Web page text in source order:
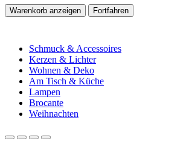
Warenkorb anzeigen Fortfahren
Schmuck & Accessoires
Kerzen & Lichter
Wohnen & Deko
Am Tisch & Küche
Lampen
Brocante
Weihnachten